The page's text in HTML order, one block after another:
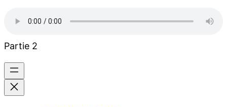
Partie 2